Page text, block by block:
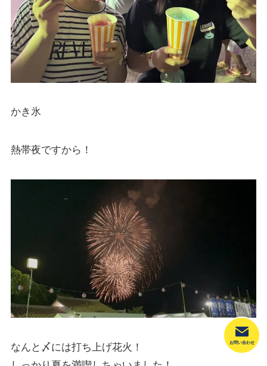
かき氷
熱帯夜ですから！
なんと〆には打ち上げ花火！
お問い合わせ